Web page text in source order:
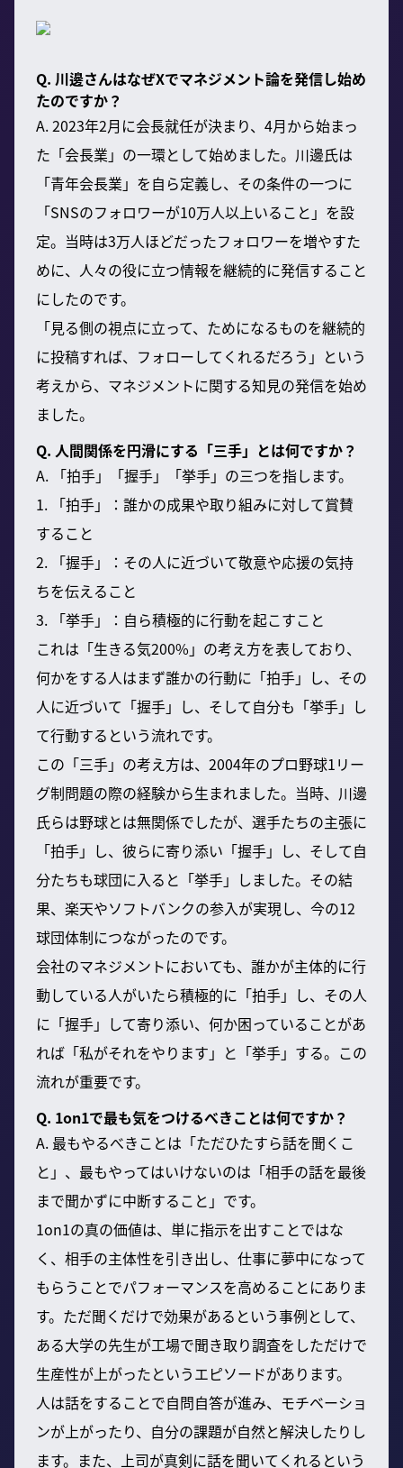
Q. 川邊さんはなぜXでマネジメント論を発信し始め
たのですか？
A. 2023年2月に会長就任が決まり、4月から始まっ
た「会長業」の一環として始めました。川邊氏は
「青年会長業」を自ら定義し、その条件の一つに
「SNSのフォロワーが10万人以上いること」を設
定。当時は3万人ほどだったフォロワーを増やすた
めに、人々の役に立つ情報を継続的に発信すること
にしたのです。
「見る側の視点に立って、ためになるものを継続的
に投稿すれば、フォローしてくれるだろう」という
考えから、マネジメントに関する知見の発信を始め
ました。
Q. 人間関係を円滑にする「三手」とは何ですか？
A. 「拍手」「握手」「挙手」の三つを指します。
1. 「拍手」：誰かの成果や取り組みに対して賞賛
すること
2. 「握手」：その人に近づいて敬意や応援の気持
ちを伝えること
3. 「挙手」：自ら積極的に行動を起こすこと
これは「生きる気200%」の考え方を表しており、
何かをする人はまず誰かの行動に「拍手」し、その
人に近づいて「握手」し、そして自分も「挙手」し
て行動するという流れです。
この「三手」の考え方は、2004年のプロ野球1リー
グ制問題の際の経験から生まれました。当時、川邊
氏らは野球とは無関係でしたが、選手たちの主張に
「拍手」し、彼らに寄り添い「握手」し、そして自
分たちも球団に入ると「挙手」しました。その結
果、楽天やソフトバンクの参入が実現し、今の12
球団体制につながったのです。
会社のマネジメントにおいても、誰かが主体的に行
動している人がいたら積極的に「拍手」し、その人
に「握手」して寄り添い、何か困っていることがあ
れば「私がそれをやります」と「挙手」する。この
流れが重要です。
Q. 1on1で最も気をつけるべきことは何ですか？
A. 最もやるべきことは「ただひたすら話を聞くこ
と」、最もやってはいけないのは「相手の話を最後
まで聞かずに中断すること」です。
1on1の真の価値は、単に指示を出すことではな
く、相手の主体性を引き出し、仕事に夢中になって
もらうことでパフォーマンスを高めることにありま
す。ただ聞くだけで効果があるという事例として、
ある大学の先生が工場で聞き取り調査をしただけで
生産性が上がったというエピソードがあります。
人は話をすることで自問自答が進み、モチベーショ
ンが上がったり、自分の課題が自然と解決したりし
ます。また、上司が真剣に話を聞いてくれるという